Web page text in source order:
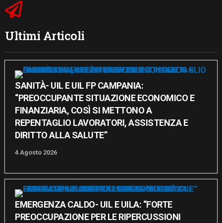
Ultimi Articoli
SANITÀ- UIL E UIL FP CAMPANIA:
“PREOCCUPANTE SITUAZIONE ECONOMICO E
FINANZIARIA, COSÌ SI METTONO A
REPENTAGLIO LAVORATORI, ASSISTENZA E
DIRITTO ALLA SALUTE”
4 Agosto 2026
EMERGENZA CALDO- UIL E UILA: “FORTE
PREOCCUPAZIONE PER LE RIPERCUSSIONI